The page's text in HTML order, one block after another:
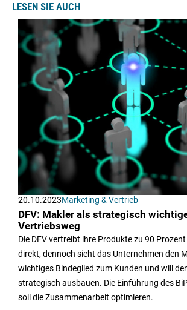
LESEN SIE AUCH
20.10.2023Marketing & Vertrieb
DFV: Makler als strategisch
Vertriebsweg
Die DFV vertreibt ihre Produkte zu 90
direkt, dennoch sieht das Unternehmen den
wichtiges Bindeglied zum Kunden und will
strategisch ausbauen. Die Einführung des
soll die Zusammenarbeit optimieren.